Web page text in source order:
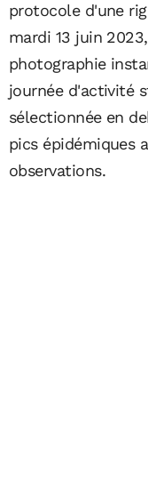
protocole d'une
mardi 13 juin
photographie
journée d'activité
sélectionnée en
pics épidémiques
observations.